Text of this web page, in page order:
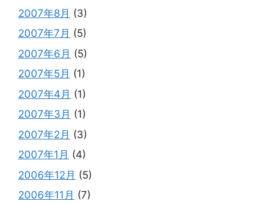
2007年8月 (3)
2007年7月 (5)
2007年6月 (5)
2007年5月 (1)
2007年4月 (1)
2007年3月 (1)
2007年2月 (3)
2007年1月 (4)
2006年12月 (5)
2006年11月 (7)